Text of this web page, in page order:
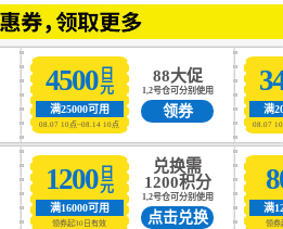
4500日元
满25000可用
08.07 10点~08.14 10点
88大促
1,2号仓可分别使用
领券 满
08.07
1200日元
满16000可用
领券起30日有效
兑换需
1200积分
1,2号仓可分别使用
点击兑换
满
领券